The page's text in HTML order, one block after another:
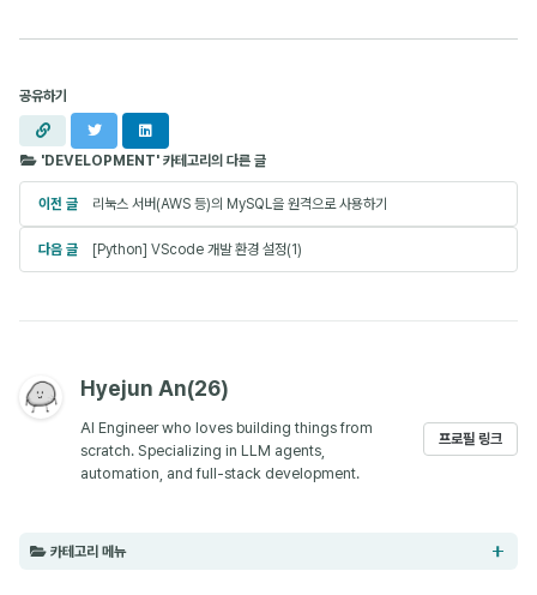
공유하기
복사
'DEVELOPMENT' 카테고리의 다른 글
이전 글 리눅스 서버(AWS 등)의 MySQL을 원격으로 사용하기
다음 글 [Python] VScode 개발 환경 설정(1)
Hyejun An(26)
AI Engineer who loves building things from
scratch. Specializing in LLM agents,
automation, and full-stack development.
프로필 링크
카테고리 메뉴